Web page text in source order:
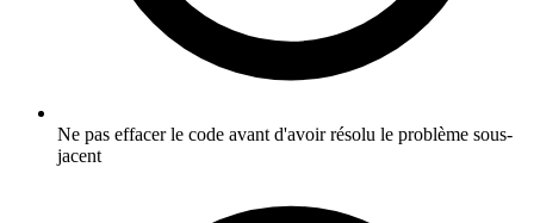
Ne pas effacer le code avant d'avoir résolu le problème sous-
jacent